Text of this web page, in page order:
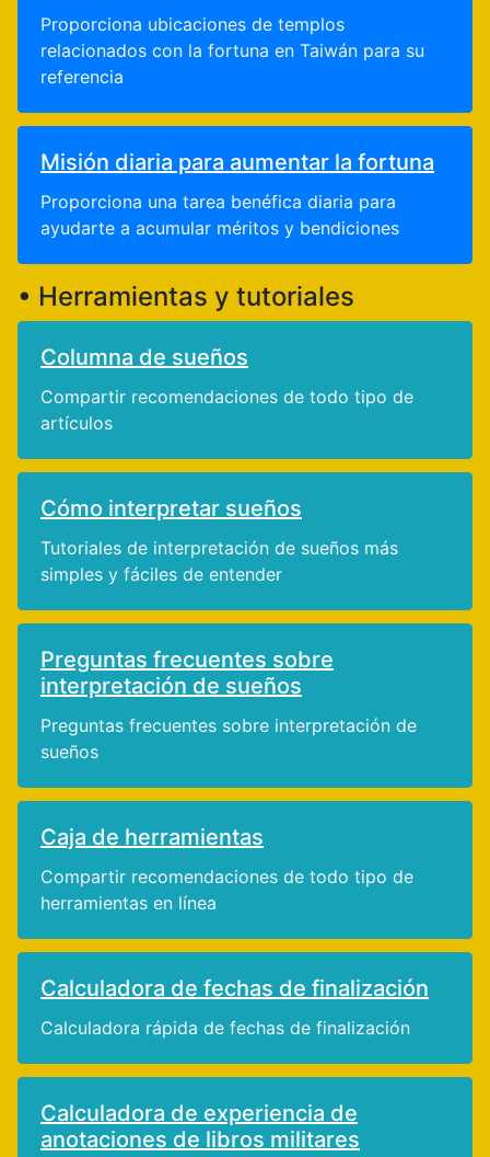
Proporciona ubicaciones de templos
relacionados con la fortuna en Taiwán para su
referencia
Misión diaria para aumentar la fortuna
Proporciona una tarea benéfica diaria para
ayudarte a acumular méritos y bendiciones
• Herramientas y tutoriales
Columna de sueños
Compartir recomendaciones de todo tipo de
artículos
Cómo interpretar sueños
Tutoriales de interpretación de sueños más
simples y fáciles de entender
Preguntas frecuentes sobre
interpretación de sueños
Preguntas frecuentes sobre interpretación de
sueños
Caja de herramientas
Compartir recomendaciones de todo tipo de
herramientas en línea
Calculadora de fechas de finalización
Calculadora rápida de fechas de finalización
Calculadora de experiencia de
anotaciones de libros militares